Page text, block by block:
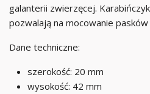
galanterii zwierzęcej.
pozwalają na mocowanie
Dane techniczne:
szerokość: 20 mm
wysokość: 42 mm